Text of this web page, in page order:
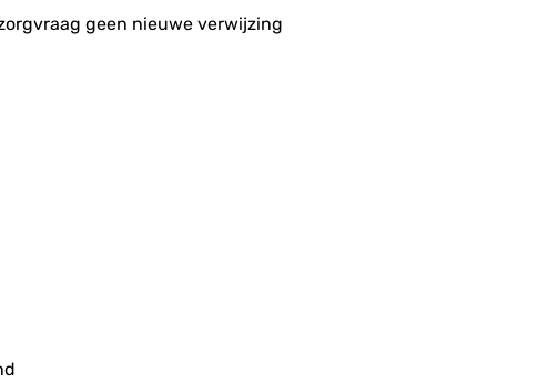
geen nieuwe verwijzing